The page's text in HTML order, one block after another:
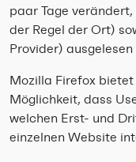
paar Tage
der Regel der Ort)
Provider) ausgelesen
Mozilla Firefox
Möglichkeit, dass
welchen Erst- und
einzelnen Website